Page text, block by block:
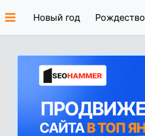
Новый год Рождество